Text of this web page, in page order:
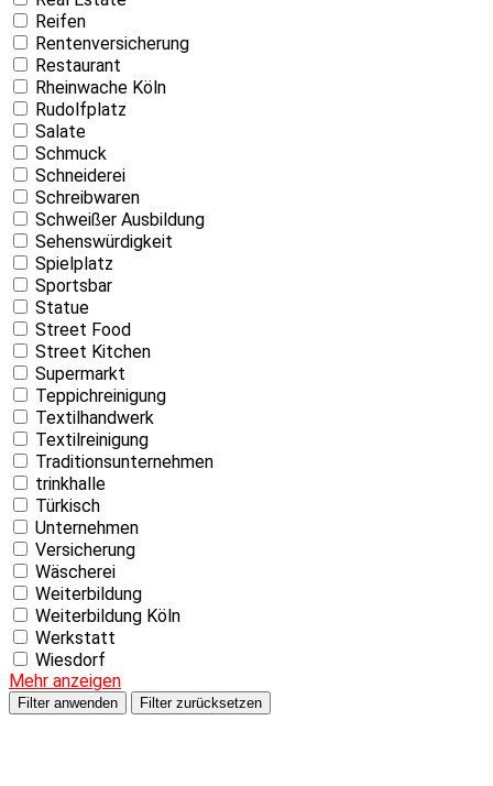
Reifen
Rentenversicherung
Restaurant
Rheinwache Köln
Rudolfplatz
Salate
Schmuck
Schneiderei
Schreibwaren
Schweißer Ausbildung
Sehenswürdigkeit
Spielplatz
Sportsbar
Statue
Street Food
Street Kitchen
Supermarkt
Teppichreinigung
Textilhandwerk
Textilreinigung
Traditionsunternehmen
trinkhalle
Türkisch
Unternehmen
Versicherung
Wäscherei
Weiterbildung
Weiterbildung Köln
Werkstatt
Wiesdorf
Mehr anzeigen
Filter anwenden Filter zurücksetzen